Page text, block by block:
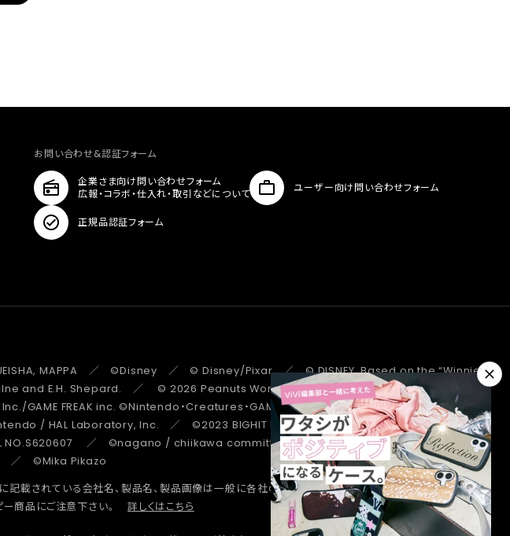
お問い合わせ&認証フォーム
企業さま向け問い合わせフォーム
広報・コラボ・仕入れ・取引などについて
ユーザー向け問い合わせフォーム
正規品認証フォーム
MAPPA ／ ©Disney ／ © Disney/Pixar ／ © DISNEY. Based on the “Winnie the
and E.H. Shepard. ／ © 2026 Peanuts Worldwide LLC ／ ©Pokémon.
FREAK inc. ©Nintendo・Creatures・GAME FREAK・TV Tokyo・ShoPro・JR Kikaku
/ HAL Laboratory, Inc. ／ ©2023 BIGHIT MUSIC / HYBE. All Rights Reserved. ／
NO.S620607 ／ ©nagano / chiikawa committee ／ STRANGER THINGS ™/© Netflix.
／ ©Mika Pikazo
記載されている会社名、製品名、製品画像は一般に各社の商標または登録商標です。
詳しくはこちら
商品にご注意下さい。
詳しくはこちら